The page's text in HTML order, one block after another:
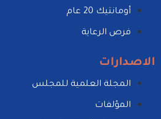
أومانتيك 20 عام
فرص الرعاية
الاصدارات
المجلة العلمية للمجلس
المؤلفات